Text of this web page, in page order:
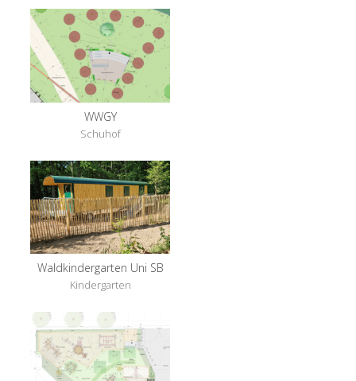
WWGY
Schuhof
Waldkindergarten Uni SB
Kindergarten